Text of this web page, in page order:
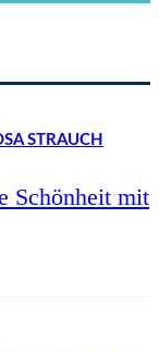
Schönheit mit